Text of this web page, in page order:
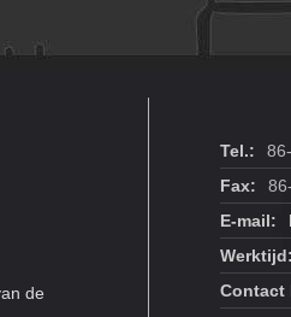
de
Tel.:
Fax:
E-mail:
Werktijd:
Contact